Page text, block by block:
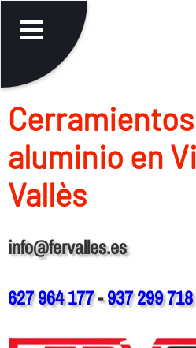
aluminio en
Vallès
info@fervalles.es
627 964 177-937 299 718